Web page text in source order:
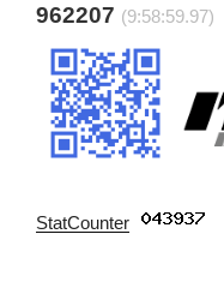
962207 (9:59:0.97)
StatCounter